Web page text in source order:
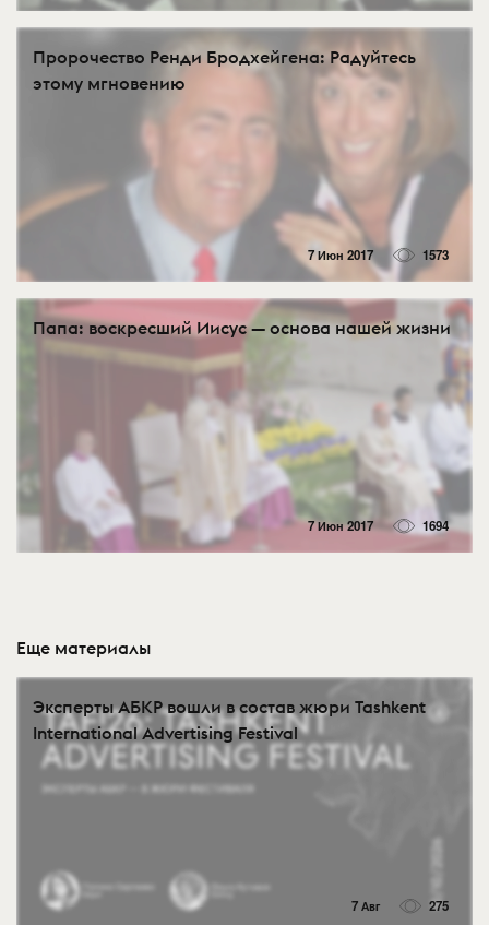
Пророчество Ренди Бродхейгена: Радуйтесь
этому мгновению
7 Июн 2017 1573
Папа: воскресший Иисус — основа нашей жизни
7 Июн 2017 1694
Еще материалы
Эксперты АБКР вошли в состав жюри Tashkent
International Advertising Festival
7 Авг 275